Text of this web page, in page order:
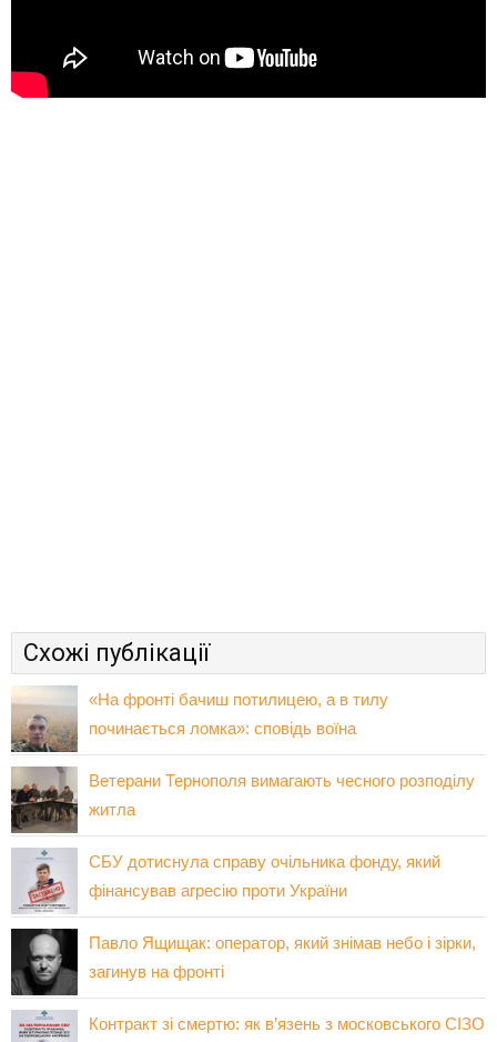
Схожі публікації
«На фронті бачиш потилицею, а в тилу
починається ломка»: сповідь воїна
Ветерани Тернополя вимагають чесного розподілу
житла
СБУ дотиснула справу очільника фонду, який
фінансував агресію проти України
Павло Ящищак: оператор, який знімав небо і зірки,
загинув на фронті
Контракт зі смертю: як в’язень з московського СІЗО